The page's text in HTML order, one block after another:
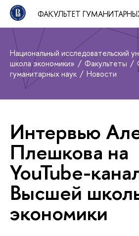
ФАКУЛЬТЕТ
Национальный исследовательский
школа экономики»
Факультеты
гуманитарных наук
Новости
Интервью
Плешкова на
YouTube-
Высшей
экономики